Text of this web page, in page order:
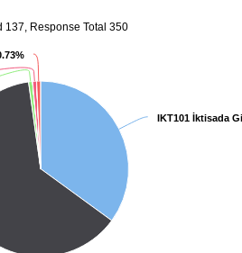
137, Response Total 350
IKT101 İktisada